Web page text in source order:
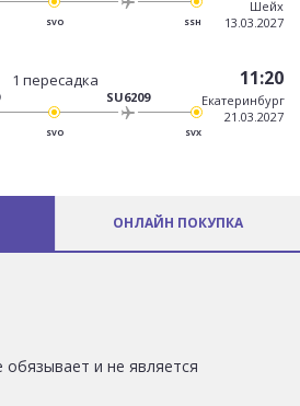
SVO SSH
Шейх
13.03.2027
1 пересадка
SU6209
SVO SVX
11:20
Екатеринбург
21.03.2027
ОНЛАЙН ПОКУПКА
обязывает и не является